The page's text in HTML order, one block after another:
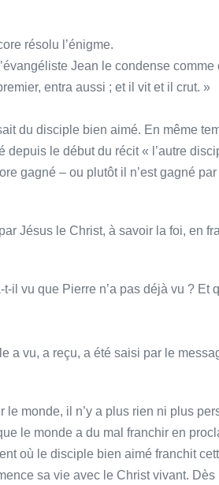
résolu l’énigme.
Jean le condense comme
entra aussi ; et il vit et il crut. »
du disciple bien aimé. En même
le début du récit « l’autre
gagné – ou plutôt il n’est gagné par
Jésus le Christ, à savoir la foi, en
il vu que Pierre n’a pas déjà vu ? Et
a vu, a reçu, a été saisi par le
monde, il n’y a plus rien ni plus
le monde a du mal franchir en
où le disciple bien aimé franchit
sa vie avec le Christ vivant. Dès